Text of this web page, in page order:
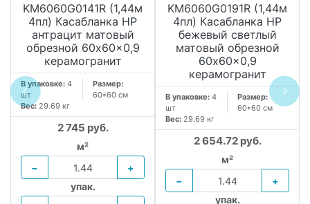
KM6060G0141R (1,44м
4пл) Касабланка HP
антрацит матовый
обрезной 60x60x0,9
керамогранит
В упаковке: 4
шт
Размер:
60*60 см
Вес: 29.69 кг
2 745 руб.
м²
−
+
упак.
KM6060G0191R (1,44м
4пл) Касабланка HP
бежевый светлый
матовый обрезной
60x60x0,9
керамогранит
В упаковке: 4
шт
Размер:
60*60 см
Вес: 29.69 кг
2 654.72 руб.
м²
−
+
упак.